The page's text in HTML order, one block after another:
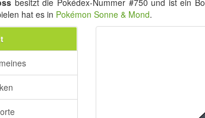
besitzt die Pokédex-Nummer #750 und ist ein
hat es in Pokémon Sonne & Mond.